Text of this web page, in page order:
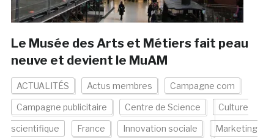
Le Musée des Arts et Métiers fait peau
neuve et devient le MuAM
ACTUALITÉS Actus membres Campagne com
Campagne publicitaire Centre de Science Culture
scientifique France Innovation sociale Marketing